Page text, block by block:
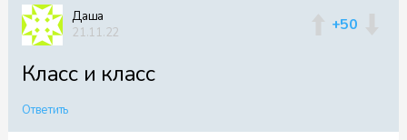
Даша
21.11.22
+50
Класс и класс
Ответить